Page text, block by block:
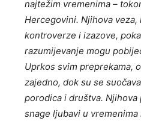
najtežim vremenima –
Hercegovini. Njihova veza,
kontroverze i izazove,
razumijevanje mogu
Uprkos svim preprekama,
zajedno, dok su se
porodica i društva.
snage ljubavi u